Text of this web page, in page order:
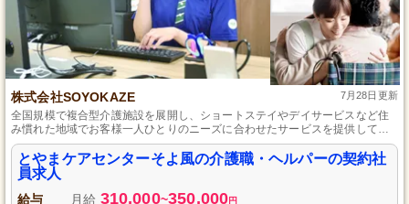
株式会社SOYOKAZE 7月28日更新
全国規模で複合型介護施設を展開し、ショートステイやデイサービスなど住
み慣れた地域でお客様一人ひとりのニーズに合わせたサービスを提供してい
る当社は、従業員全員がスキルアップできる研修制度を設けており、未経験
者でも安心して働くことができます。高齢者福祉に興味と情熱を持ち、明る
く元気でキャリアアップを目指す方を大歓迎します。
とやまケアセンターそよ風の介護職・ヘルパーの契約社
員求人
給与 月給 310,000~350,000円